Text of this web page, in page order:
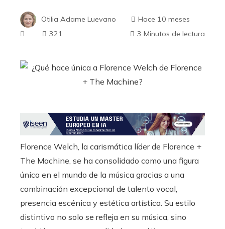
Otilia Adame Luevano
Hace 10 meses
321
3 Minutos de lectura
Florence Welch, la carismática líder de Florence +
The Machine, se ha consolidado como una figura
única en el mundo de la música gracias a una
combinación excepcional de talento vocal,
presencia escénica y estética artística. Su estilo
distintivo no solo se refleja en su música, sino